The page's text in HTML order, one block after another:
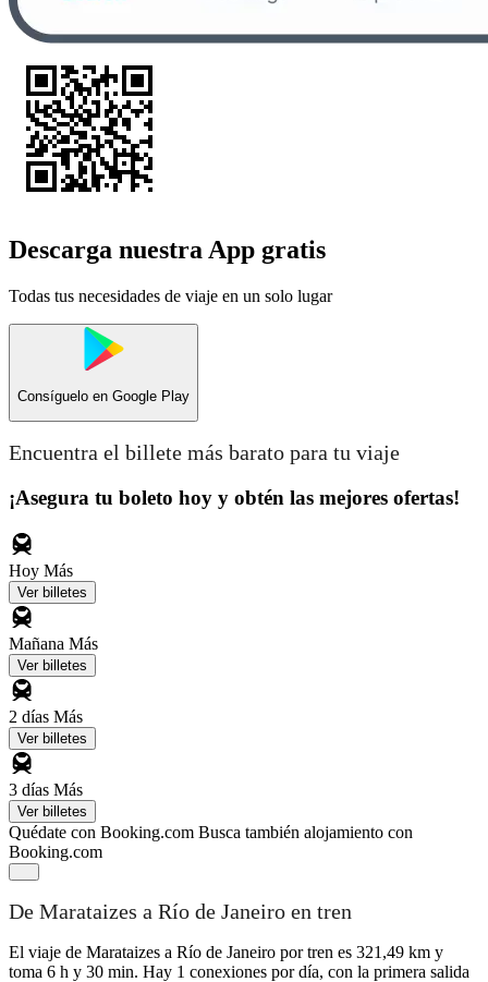
Descarga nuestra App gratis
Todas tus necesidades de viaje en un solo lugar
Consíguelo en Google Play
Encuentra el billete más barato para tu viaje
¡Asegura tu boleto hoy y obtén las mejores ofertas!
Hoy Más
Ver billetes
Mañana Más
Ver billetes
2 días Más
Ver billetes
3 días Más
Ver billetes
Quédate con Booking.com Busca también alojamiento con
Booking.com
De Marataizes a Río de Janeiro en tren
El viaje de Marataizes a Río de Janeiro por tren es 321,49 km y
toma 6 h y 30 min. Hay 1 conexiones por día, con la primera salida